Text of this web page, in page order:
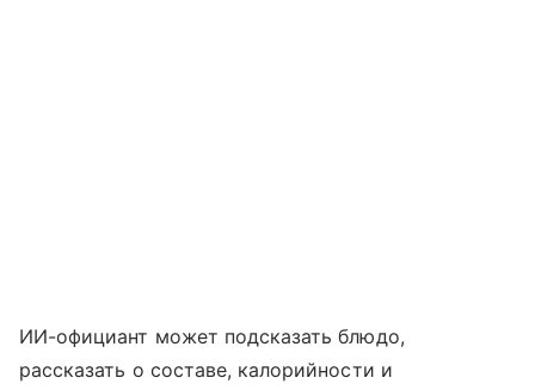
ИИ-официант может подсказать блюдо,
рассказать о составе, калорийности и